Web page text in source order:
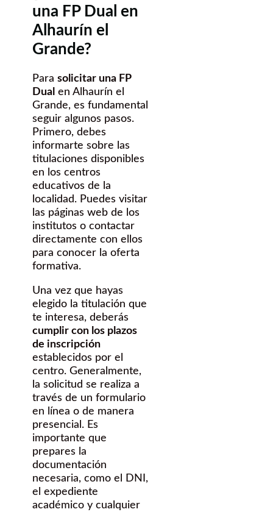
una FP Dual en
Alhaurín el
Grande?
Para solicitar una FP
Dual en Alhaurín el
Grande, es fundamental
seguir algunos pasos.
Primero, debes
informarte sobre las
titulaciones disponibles
en los centros
educativos de la
localidad. Puedes visitar
las páginas web de los
institutos o contactar
directamente con ellos
para conocer la oferta
formativa.
Una vez que hayas
elegido la titulación que
te interesa, deberás
cumplir con los plazos
de inscripción
establecidos por el
centro. Generalmente,
la solicitud se realiza a
través de un formulario
en línea o de manera
presencial. Es
importante que
prepares la
documentación
necesaria, como el DNI,
el expediente
académico y cualquier